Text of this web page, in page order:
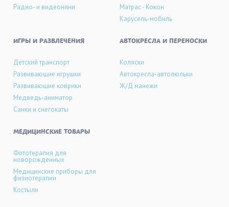
Радио- и видеоняни
Матрас - Кокон
Карусель-мобиль
ИГРЫ И РАЗВЛЕЧЕНИЯ
Детский транспорт
Развивающие игрушки
Развивающие коврики
Медведь-аниматор
Санки и снегокаты
АВТОКРЕСЛА И ПЕРЕНОСКИ
Коляски
Автокресла-автолюльки
Ж/Д манежи
МЕДИЦИНСКИЕ ТОВАРЫ
Фототерапия для
новорожденных
Медицинские приборы для
физиотерапии
Костыли